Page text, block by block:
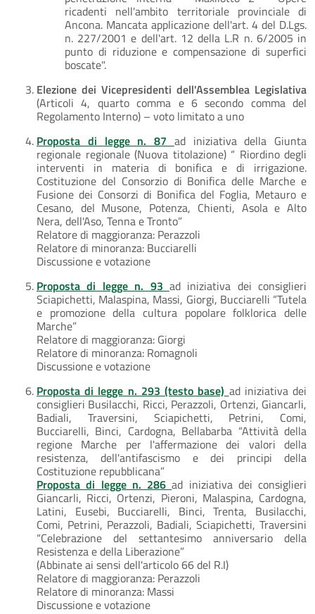
ricadenti nell'ambito territoriale provinciale di
Ancona. Mancata applicazione dell'art. 4 del D.Lgs.
n. 227/2001 e dell'art. 12 della L.R n. 6/2005 in
punto di riduzione e compensazione di superfici
boscate".
Elezione dei Vicepresidenti dell'Assemblea Legislativa
(Articoli 4, quarto comma e 6 secondo comma del
Regolamento Interno) – voto limitato a uno
Proposta di legge n. 87 ad iniziativa della Giunta
regionale regionale (Nuova titolazione) “ Riordino degli
interventi in materia di bonifica e di irrigazione.
Costituzione del Consorzio di Bonifica delle Marche e
Fusione dei Consorzi di Bonifica del Foglia, Metauro e
Cesano, del Musone, Potenza, Chienti, Asola e Alto
Nera, dell'Aso, Tenna e Tronto”
Relatore di maggioranza: Perazzoli
Relatore di minoranza: Bucciarelli
Discussione e votazione
Proposta di legge n. 93 ad iniziativa dei consiglieri
Sciapichetti, Malaspina, Massi, Giorgi, Bucciarelli “Tutela
e promozione della cultura popolare folklorica delle
Marche”
Relatore di maggioranza: Giorgi
Relatore di minoranza: Romagnoli
Discussione e votazione
Proposta di legge n. 293 (testo base) ad iniziativa dei
consiglieri Busilacchi, Ricci, Perazzoli, Ortenzi, Giancarli,
Badiali, Traversini, Sciapichetti, Petrini, Comi,
Bucciarelli, Binci, Cardogna, Bellabarba “Attività della
regione Marche per l'affermazione dei valori della
resistenza, dell'antifascismo e dei principi della
Costituzione repubblicana”
Proposta di legge n. 286ad iniziativa dei consiglieri
Giancarli, Ricci, Ortenzi, Pieroni, Malaspina, Cardogna,
Latini, Eusebi, Bucciarelli, Binci, Trenta, Busilacchi,
Comi, Petrini, Perazzoli, Badiali, Sciapichetti, Traversini
“Celebrazione del settantesimo anniversario della
Resistenza e della Liberazione”
(Abbinate ai sensi dell'articolo 66 del R.I)
Relatore di maggioranza: Perazzoli
Relatore di minoranza: Massi
Discussione e votazione